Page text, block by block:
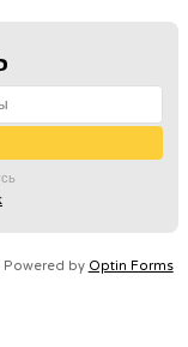
Powered by Optin Forms